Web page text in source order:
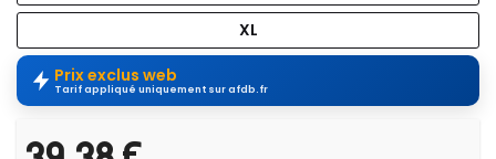
XL
Prix exclus web
Tarif appliqué uniquement sur afdb.fr